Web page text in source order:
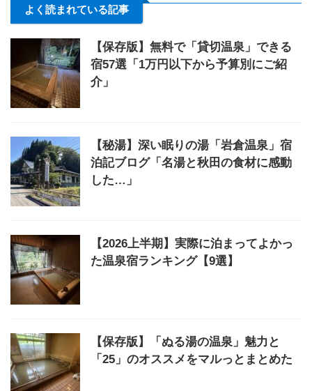
よく読まれている記事
【保存版】無料で「貸切温泉」できる
宿57選「1万円以下から予算別にご紹
介」
【秘湯】深い眠りの湯「岩倉温泉」宿
泊記ブログ「名湯と秋田の食材に感動
した…」
【2026上半期】実際に泊まってよかっ
た温泉宿ランキング【9選】
【保存版】「ぬる湯の温泉」魅力と
「25」のオススメをマルっとまとめた